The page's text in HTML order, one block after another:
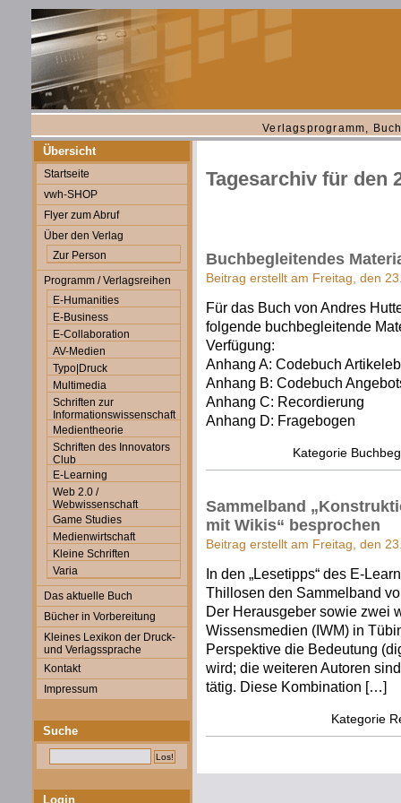
Verlagsprogramm,
Übersicht
Startseite
vwh-SHOP
Flyer zum Abruf
Über den Verlag
Zur Person
Programm / Verlagsreihen
E-Humanities
E-Business
E-Collaboration
AV-Medien
Typo|Druck
Multimedia
Schriften zur
Informationswissenschaft
Medientheorie
Schriften des Innovators
Club
E-Learning
Web 2.0 /
Webwissenschaft
Game Studies
Medienwirtschaft
Kleine Schriften
Varia
Das aktuelle Buch
Bücher in Vorbereitung
Kleines Lexikon der Druck-
und Verlagssprache
Kontakt
Impressum
Suche
Login
Tagesarchiv für den
Buchbegleitendes
Beitrag erstellt am Freitag, den
Für das Buch von Andres
folgende buchbegleitende
Verfügung:
Anhang A: Codebuch
Anhang B: Codebuch
Anhang C: Recordierung
Anhang D: Fragebogen
Kategorie
Sammelband
mit Wikis“ besprochen
Beitrag erstellt am Freitag, den
In den „Lesetipps“ des E-
Thillosen den Sammelband
Der Herausgeber sowie zwei
Wissensmedien (IWM) in
Perspektive die Bedeutung
wird; die weiteren Autoren
tätig. Diese Kombination […]
Kategorie